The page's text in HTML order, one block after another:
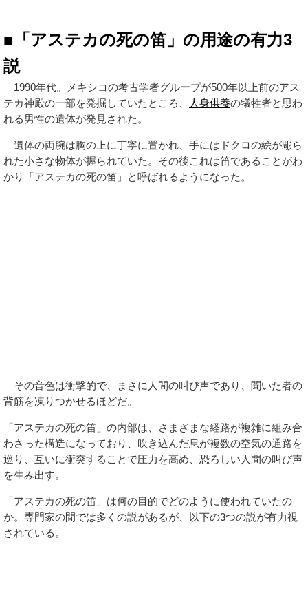
■「アステカの死の笛」の用途の有力3
説
1990年代。メキシコの考古学者グループが500年以上前のアス
テカ神殿の一部を発掘していたところ、
人身供養の犠牲者と思わ
れる男性の遺体が発見された。
遺体の両腕は胸の上に丁寧に置かれ、手にはドクロの絵が彫ら
れた小さな物体が握られていた。その後これは笛であることがわ
かり「アステカの死の笛」と呼ばれるようになった。
その音色は衝撃的で、まさに人間の叫び声であり、聞いた者の
背筋を凍りつかせるほどだ。
「アステカの死の笛」の内部は、さまざまな経路が複雑に組み合
わさった構造になっており、吹き込んだ息が複数の空気の通路を
巡り、互いに衝突することで圧力を高め、恐ろしい人間の叫び声
を生み出す。
「アステカの死の笛」は何の目的でどのように使われていたの
か。専門家の間では多くの説があるが、以下の3つの説が有力視
されている。